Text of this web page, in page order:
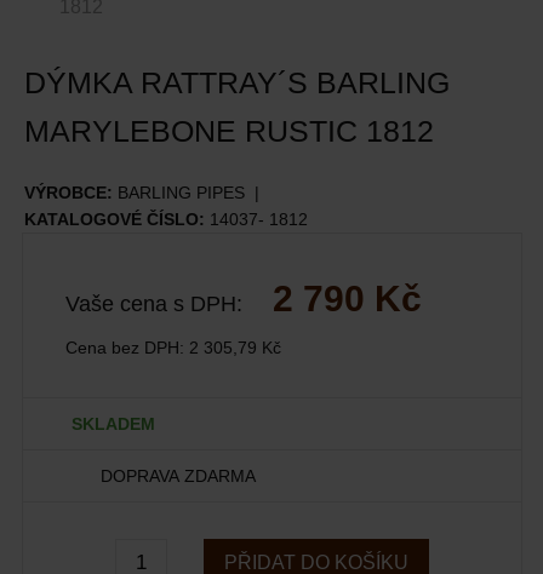
1812
DÝMKA RATTRAY´S BARLING
MARYLEBONE RUSTIC 1812
VÝROBCE: BARLING PIPES
KATALOGOVÉ ČÍSLO: 14037- 1812
Vaše cena s DPH: 2 790 Kč
Cena bez DPH: 2 305,79 Kč
SKLADEM
DOPRAVA ZDARMA
PŘIDAT DO KOŠÍKU